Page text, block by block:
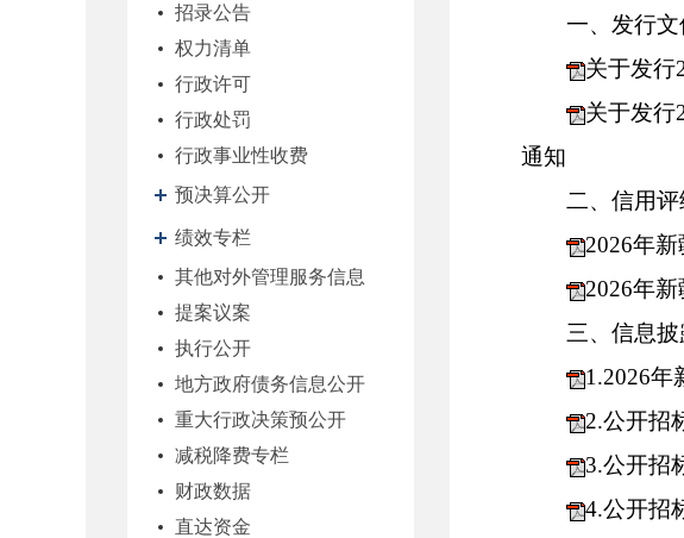
招录公告
权力清单
行政许可
行政处罚
行政事业性收费
预决算公开
绩效专栏
其他对外管理服务信息
提案议案
执行公开
地方政府债务信息公开
重大行政决策预公开
减税降费专栏
财政数据
直达资金
一、发行文
关于发行
关于发行
通知
二、信用
2026年
2026年
三、信息
1.2026年
2.公开招
3.公开招
4.公开招